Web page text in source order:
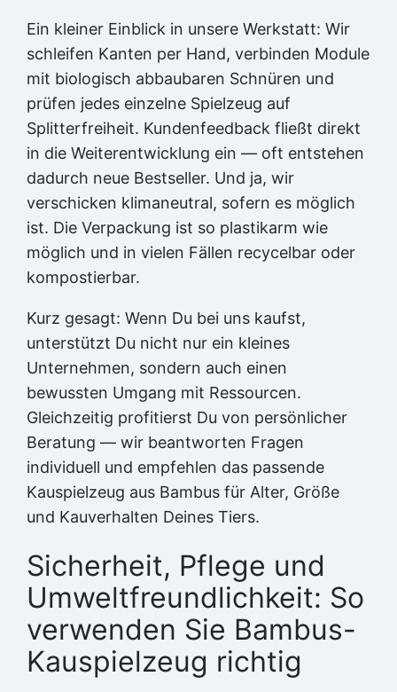
Ein kleiner Einblick in unsere Werkstatt: Wir
schleifen Kanten per Hand, verbinden Module
mit biologisch abbaubaren Schnüren und
prüfen jedes einzelne Spielzeug auf
Splitterfreiheit. Kundenfeedback fließt direkt
in die Weiterentwicklung ein — oft entstehen
dadurch neue Bestseller. Und ja, wir
verschicken klimaneutral, sofern es möglich
ist. Die Verpackung ist so plastikarm wie
möglich und in vielen Fällen recycelbar oder
kompostierbar.
Kurz gesagt: Wenn Du bei uns kaufst,
unterstützt Du nicht nur ein kleines
Unternehmen, sondern auch einen
bewussten Umgang mit Ressourcen.
Gleichzeitig profitierst Du von persönlicher
Beratung — wir beantworten Fragen
individuell und empfehlen das passende
Kauspielzeug aus Bambus für Alter, Größe
und Kauverhalten Deines Tiers.
Sicherheit, Pflege und
Umweltfreundlichkeit: So
verwenden Sie Bambus-
Kauspielzeug richtig